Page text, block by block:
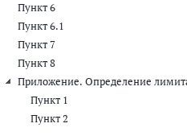
Пункт 6
Пункт 6.1
Пункт 7
Пункт 8
Приложение. Определение лимита
Пункт 1
Пункт 2